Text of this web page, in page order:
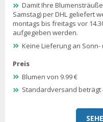
Damit Ihre
Samstag) per DHL geliefert
montags bis freitags vor
aufgegeben werden.
Keine Lieferung an Sonn-
Preis
Blumen von 9.99 €
Standardversand beträgt